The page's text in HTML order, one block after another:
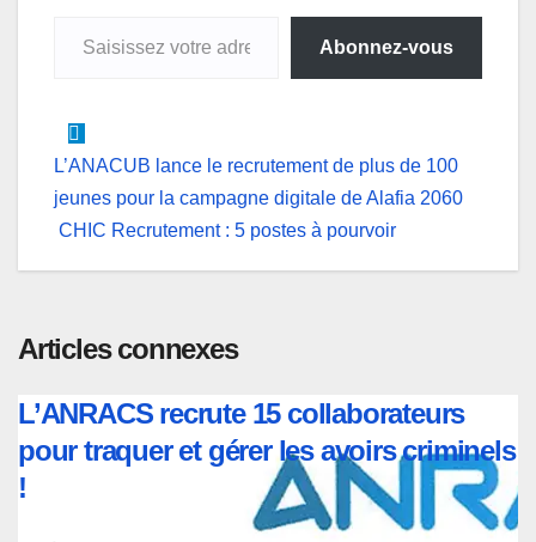
k
n
e
m
Abonnez-vous
Navigation
de
l’article
L’ANACUB lance le recrutement de plus de 100
jeunes pour la campagne digitale de Alafia 2060
CHIC Recrutement : 5 postes à pourvoir
Articles connexes
L’ANRACS recrute 15 collaborateurs
pour traquer et gérer les avoirs criminels
!